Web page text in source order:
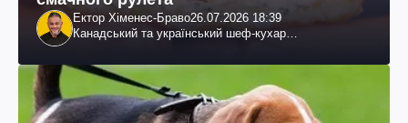
Ектор Хіменес-Браво26.07.2026 18:39
Канадський та український шеф-кухар